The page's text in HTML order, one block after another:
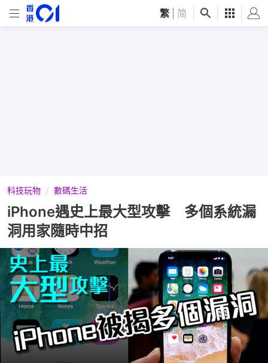
繁 简
科技玩物 數碼生活
iPhone遇史上最大型攻擊 多個系統漏
洞用家隨時中招